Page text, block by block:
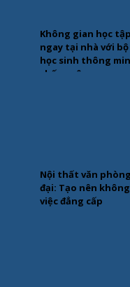
Không gian học
ngay tại nhà với
học sinh thông
chống cận
Nội thất văn
đại: Tạo nên
việc đẳng cấp